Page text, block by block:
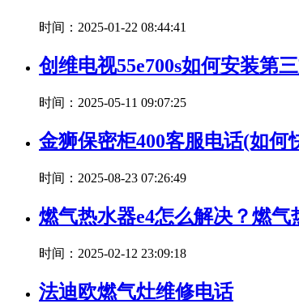
时间：2025-01-22 08:44:41
创维电视55e700s如何安装第
时间：2025-05-11 09:07:25
金狮保密柜400客服电话(如何
时间：2025-08-23 07:26:49
燃气热水器e4怎么解决？燃
时间：2025-02-12 23:09:18
法迪欧燃气灶维修电话